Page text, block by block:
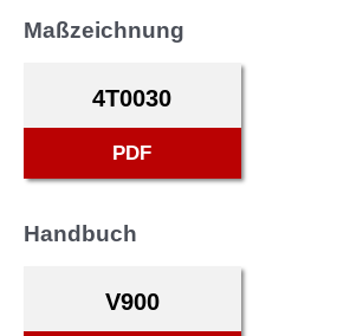
Maßzeichnung
4T0030
PDF
Handbuch
V900